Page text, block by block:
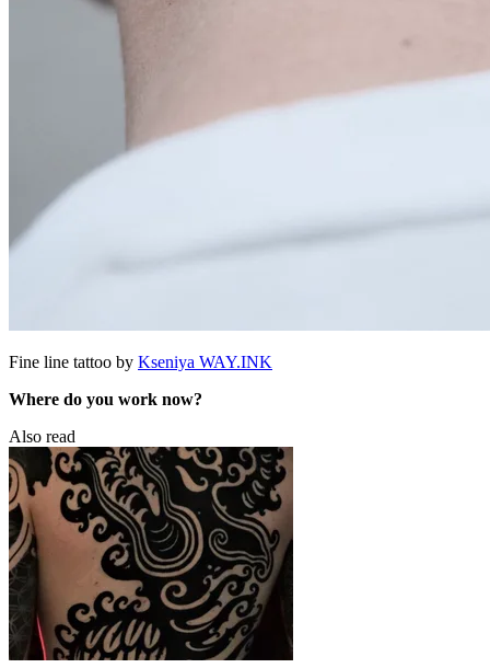
Fine line tattoo by Kseniya WAY.INK
Where do you work now?
Also read